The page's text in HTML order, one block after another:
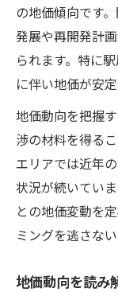
の地価傾向です
発展や再開発計
られます。特に
に伴い地価が安
地価動向を把握
渉の材料を得る
エリアでは近年
状況が続いてい
との地価変動を
ミングを逃さな
地価動向を読み